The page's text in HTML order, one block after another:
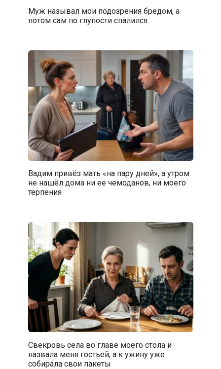
Муж называл мои подозрения бредом, а
потом сам по глупости спалился
Вадим привёз мать «на пару дней», а утром
не нашёл дома ни её чемоданов, ни моего
терпения
Свекровь села во главе моего стола и
назвала меня гостьей, а к ужину уже
собирала свои пакеты